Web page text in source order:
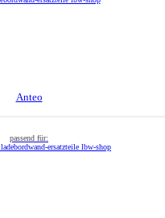
Anteo